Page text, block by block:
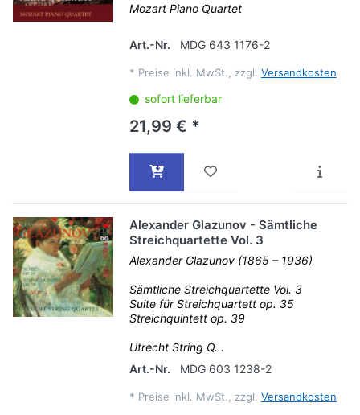
Mozart Piano Quartet
Art.-Nr. MDG 643 1176-2
* Preise inkl. MwSt., zzgl. Versandkosten
sofort lieferbar
21,99 € *
Alexander Glazunov - Sämtliche
Streichquartette Vol. 3
Alexander Glazunov (1865 – 1936)
Sämtliche Streichquartette Vol. 3
Suite für Streichquartett op. 35
Streichquintett op. 39
Utrecht String Q...
Art.-Nr.
MDG 603 1238-2
* Preise inkl. MwSt., zzgl. Versandkosten